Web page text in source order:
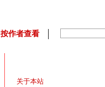
按作者查看
关于本站